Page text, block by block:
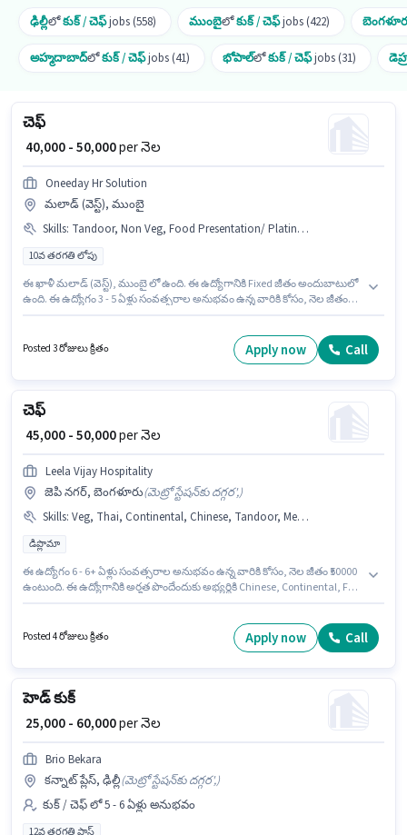
ఢిల్లీలోకుక్ / చెఫ్jobs (558) ముంబైలోకుక్ / చెఫ్jobs (422)
అహ్మదాబాద్లోకుక్ / చెఫ్jobs (41) భోపాల్లోకుక్ / చెఫ్jobs (31)
చెఫ్
₹ 40,000 - 50,000per నెల
Oneeday Hr Solution
మలాడ్ (వెస్ట్), ముంబై
Skills: Tandoor, Non Veg, Food Presentation/ Plating, Multi Cuisine
10వ తరగతి లోపు
ఈ ఖాళీ మలాడ్ (వెస్ట్), ముంబై లో ఉంది. ఈ ఉద్యోగానికి Fixed జీతం అందుబాటులో
ఉంది. ఈ ఉద్యోగం 3 - 5 ఏళ్లు సంవత్సరాల అనుభవం ఉన్న వారికి కోసం, నెల జీతం
ఉన్న అభ్యర్థులు దరఖాస్తు చేయవచ్చు. Oneeday Hr Solution కుక్ / చెఫ్ విభాగంలో
చెఫ్ ఉద్యోగానికి క్రియాశీలకంగా నియామకం జరుగుతోంది.
Posted 3 రోజులు క్రితం Apply now Call
చెఫ్
₹ 45,000 - 50,000per నెల
Leela Vijay Hospitality
జెపి నగర్, బెంగళూరు(మెట్రో స్టేషన్‌కు దగ్గర',)
Skills: Veg, Thai, Continental, Chinese, Tandoor, Mexican, Multi Cuisine, North Indian, Fast Food
డిప్లొమా
ఈ ఉద్యోగం 6 - 6+ ఏళ్లు సంవత్సరాల అనుభవం ఉన్న వారికి కోసం, నెల జీతం ₹50000
ఉంటుంది. ఈ ఉద్యోగానికి అర్హత పొందేందుకు అభ్యర్థికి Chinese, Continental, Fast
కలిగి ఉండాలి. ఈ ఉద్యోగానికి Fixed జీతం అందుబాటులో ఉంది. ఈ ఉద్యోగం జెపి
నగర్, బెంగళూరు లో ఉంది. ఈ ఉద్యోగంలో అదనపు ప్రయోజనాలు Meal, Medical
Posted 4 రోజులు క్రితం Apply now Call
హెడ్ కుక్
₹ 25,000 - 60,000per నెల
Brio Bekara
కన్నాట్ ప్లేస్, ఢిల్లీ(మెట్రో స్టేషన్‌కు దగ్గర',)
కుక్ / చెఫ్ లో 5 - 6 ఏళ్లు అనుభవం
12వ తరగతి పాస్